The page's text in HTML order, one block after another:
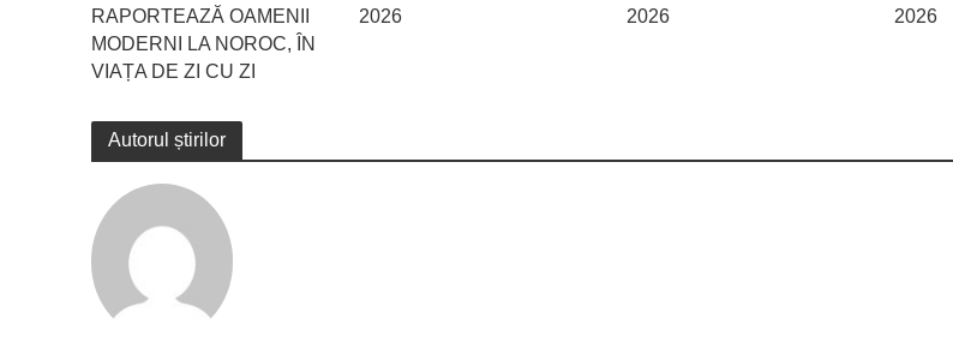
RAPORTEAZĂ OAMENII
MODERNI LA NOROC, ÎN
VIAȚA DE ZI CU ZI
2026
2026
2026
Autorul știrilor